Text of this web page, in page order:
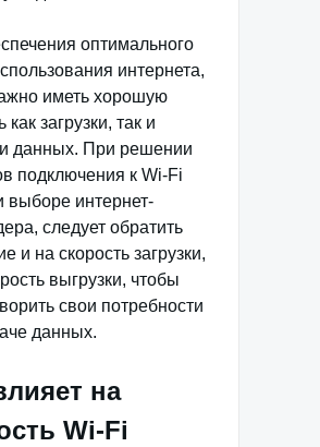
оптимального
интернета,
иметь хорошую
как загрузки, так и
данных. При решении
подключения к Wi-Fi
выборе интернет-
следует обратить
и на скорость загрузки,
выгрузки, чтобы
свои потребности
данных.
на
Wi-Fi